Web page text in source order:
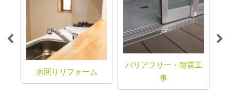
水回りリフォーム
バリアフリー・耐震工
事